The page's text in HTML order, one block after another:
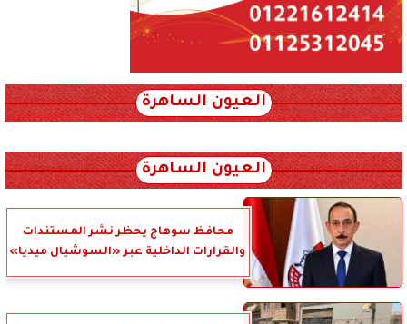
العيون الساهرة
العيون الساهرة
محافظ سوهاج يحظر نشر المستندات
والقرارات الداخلية عبر «السوشيال ميديا»